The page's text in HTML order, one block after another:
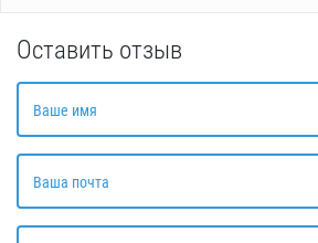
Оставить отзыв
Ваше имя
Ваша почта